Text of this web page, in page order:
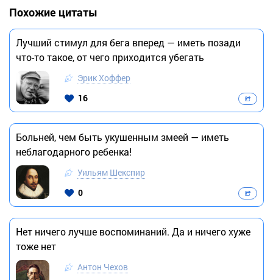
Похожие цитаты
Лучший стимул для бега вперед — иметь позади
что-то такое, от чего приходится убегать
Эрик Хоффер
16
Больней, чем быть укушенным змеей — иметь
неблагодарного ребенка!
Уильям Шекспир
0
Нет ничего лучше воспоминаний. Да и ничего хуже
тоже нет
Антон Чехов